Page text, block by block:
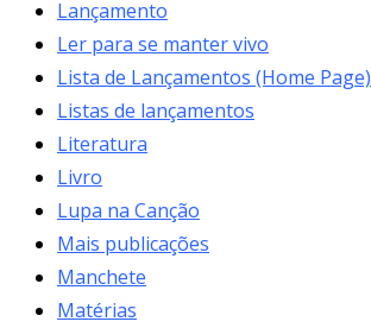
Lançamento
Ler para se manter vivo
Lista de Lançamentos (Home Page)
Listas de lançamentos
Literatura
Livro
Lupa na Canção
Mais publicações
Manchete
Matérias